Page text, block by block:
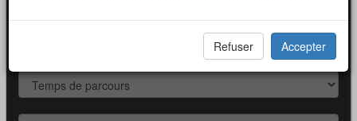
Refuser Accepter